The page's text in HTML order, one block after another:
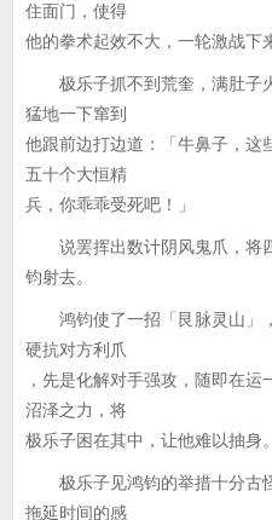
住面门，使得
他的拳术起效不大，一轮激战下
极乐子抓不到荒奎，满肚子火
猛地一下窜到
他跟前边打边道：「牛鼻子，这
五十个大恒精
兵，你乖乖受死吧！」
说罢挥出数计阴风鬼爪，将
钧射去。
鸿钧使了一招「艮脉灵山」
硬抗对方利爪
，先是化解对手强攻，随即在
沼泽之力，将
极乐子困在其中，让他难以抽身。
极乐子见鸿钧的举措十分古
拖延时间的感